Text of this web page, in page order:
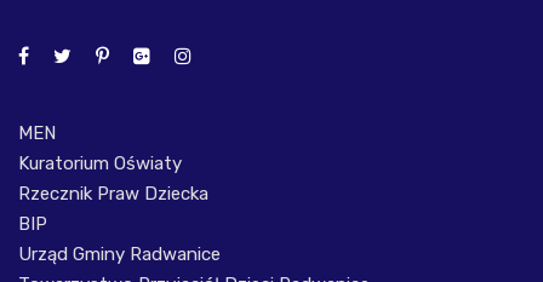
MEN
Kuratorium Oświaty
Rzecznik Praw Dziecka
BIP
Urząd Gminy Radwanice